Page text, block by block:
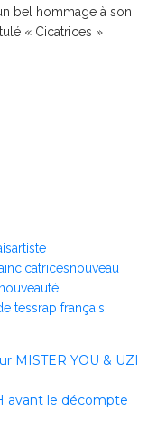
bel hommage à son
« Cicatrices »
artiste
cicatricesnouveau
nouveauté
tessrap français
MISTER YOU & UZI
avant le décompte